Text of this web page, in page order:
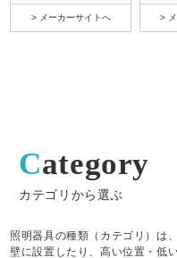
> メーカーサイトへ >
Category
カテゴリから選ぶ
照明器具の種類（カテゴリ）は
壁に設置したり、高い位置・低